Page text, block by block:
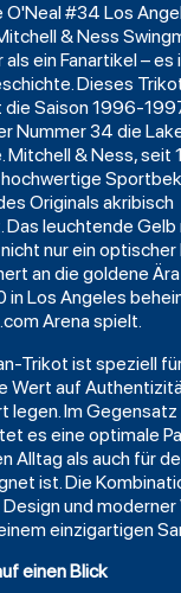
O'Neal #34 Los
& Ness
ein Fanartikel –
Dieses
Saison 1996-
Nummer 34 die
Mitchell & Ness, seit
Originals akribisch
Das leuchtende Gelb
nur ein optischer
an die goldene
in Los Angeles
Arena spielt.
Trikot ist speziell
Wert auf
legen. Im Gegensatz
es eine optimale
Alltag als auch für
ist. Die
und
einzigartigen
einen Blick